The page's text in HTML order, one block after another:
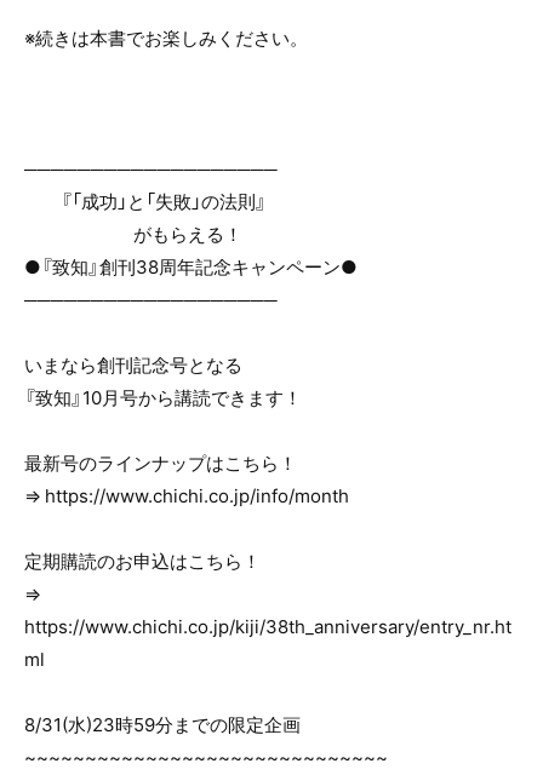
※続きは本書でお楽しみください。
───────────────────
『「成功」と「失敗」の法則』
がもらえる！
●『致知』創刊38周年記念キャンペーン●
───────────────────
いまなら創刊記念号となる
『致知』10月号から講読できます！
最新号のラインナップはこちら！
⇒ https://www.chichi.co.jp/info/month
定期購読のお申込はこちら！
⇒
https://www.chichi.co.jp/kiji/38th_anniversary/entry_nr.ht
ml
8/31(水)23時59分までの限定企画
~~~~~~~~~~~~~~~~~~~~~~~~~~~~~~